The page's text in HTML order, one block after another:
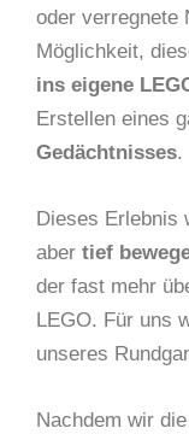
oder verregnete
Möglichkeit,
ins eigene
Erstellen eines
Gedächtnisses.
Dieses Erlebnis
aber tief
der fast mehr
LEGO. Für uns
unseres
Nachdem wir